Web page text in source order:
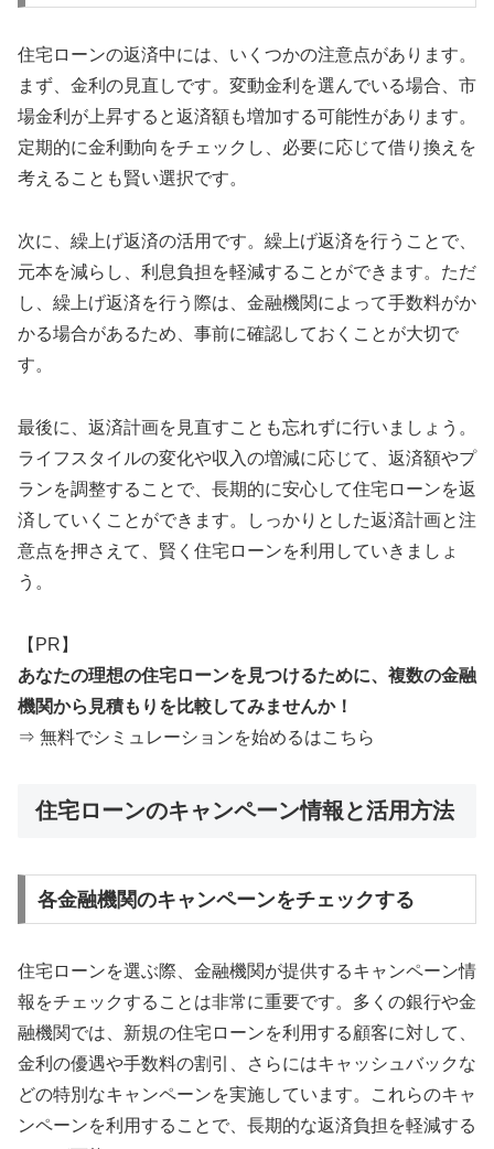
住宅ローンの返済中には、いくつかの注意点があります。
まず、金利の見直しです。変動金利を選んでいる場合、市
場金利が上昇すると返済額も増加する可能性があります。
定期的に金利動向をチェックし、必要に応じて借り換えを
考えることも賢い選択です。
次に、繰上げ返済の活用です。繰上げ返済を行うことで、
元本を減らし、利息負担を軽減することができます。ただ
し、繰上げ返済を行う際は、金融機関によって手数料がか
かる場合があるため、事前に確認しておくことが大切で
す。
最後に、返済計画を見直すことも忘れずに行いましょう。
ライフスタイルの変化や収入の増減に応じて、返済額やプ
ランを調整することで、長期的に安心して住宅ローンを返
済していくことができます。しっかりとした返済計画と注
意点を押さえて、賢く住宅ローンを利用していきましょ
う。
【PR】
あなたの理想の住宅ローンを見つけるために、複数の金融
機関から見積もりを比較してみませんか！
⇒ 無料でシミュレーションを始めるはこちら
住宅ローンのキャンペーン情報と活用方法
各金融機関のキャンペーンをチェックする
住宅ローンを選ぶ際、金融機関が提供するキャンペーン情
報をチェックすることは非常に重要です。多くの銀行や金
融機関では、新規の住宅ローンを利用する顧客に対して、
金利の優遇や手数料の割引、さらにはキャッシュバックな
どの特別なキャンペーンを実施しています。これらのキャ
ンペーンを利用することで、長期的な返済負担を軽減する